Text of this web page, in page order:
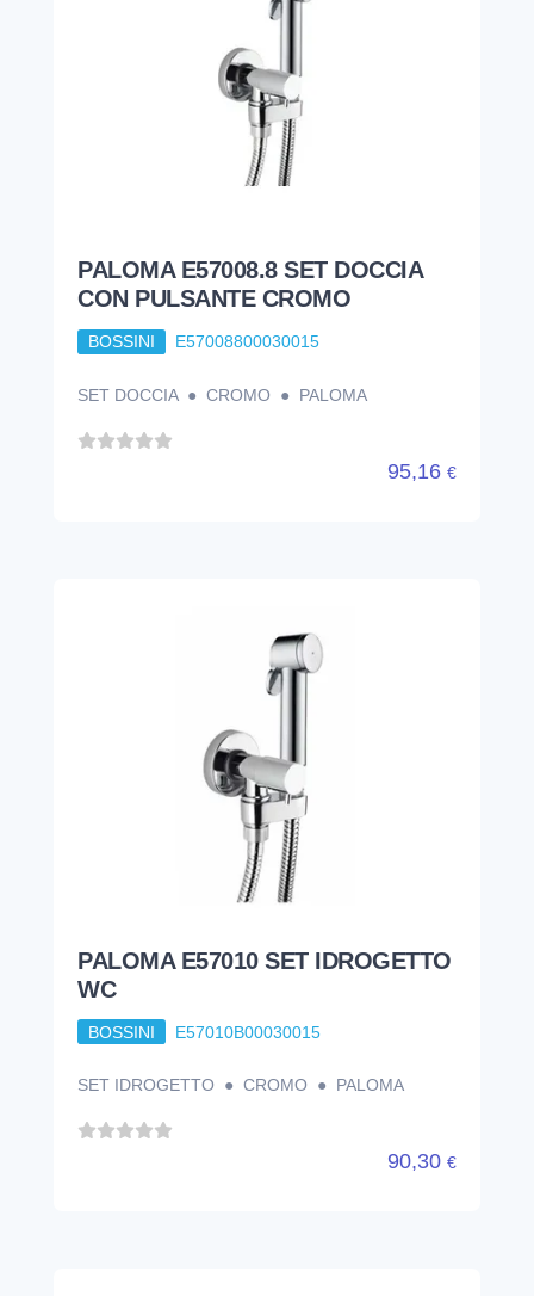
PALOMA E57008.8 SET DOCCIA
CON PULSANTE CROMO
BOSSINI E57008800030015
SET DOCCIA ● CROMO ● PALOMA
95,16 €
PALOMA E57010 SET IDROGETTO
WC
BOSSINI E57010B00030015
SET IDROGETTO ● CROMO ● PALOMA
90,30 €